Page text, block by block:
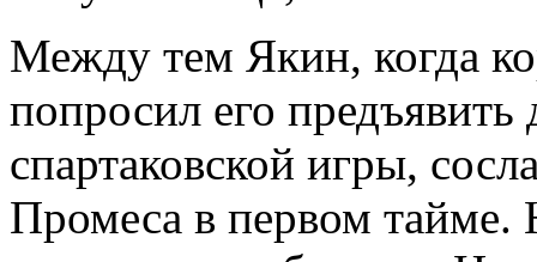
Между тем Якин, когда
попросил его предъявить
спартаковской игры,
Промеса в первом тайме.